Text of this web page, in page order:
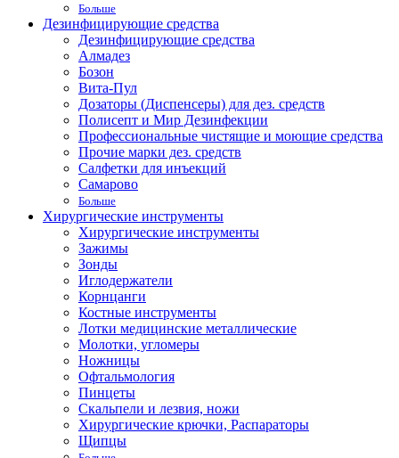
Больше
Дезинфицирующие средства
Дезинфицирующие средства
Алмадез
Бозон
Вита-Пул
Дозаторы (Диспенсеры) для дез. средств
Полисепт и Мир Дезинфекции
Профессиональные чистящие и моющие средства
Прочие марки дез. средств
Салфетки для инъекций
Самарово
Больше
Хирургические инструменты
Хирургические инструменты
Зажимы
Зонды
Иглодержатели
Корнцанги
Костные инструменты
Лотки медицинские металлические
Молотки, угломеры
Ножницы
Офтальмология
Пинцеты
Скальпели и лезвия, ножи
Хирургические крючки, Распараторы
Щипцы